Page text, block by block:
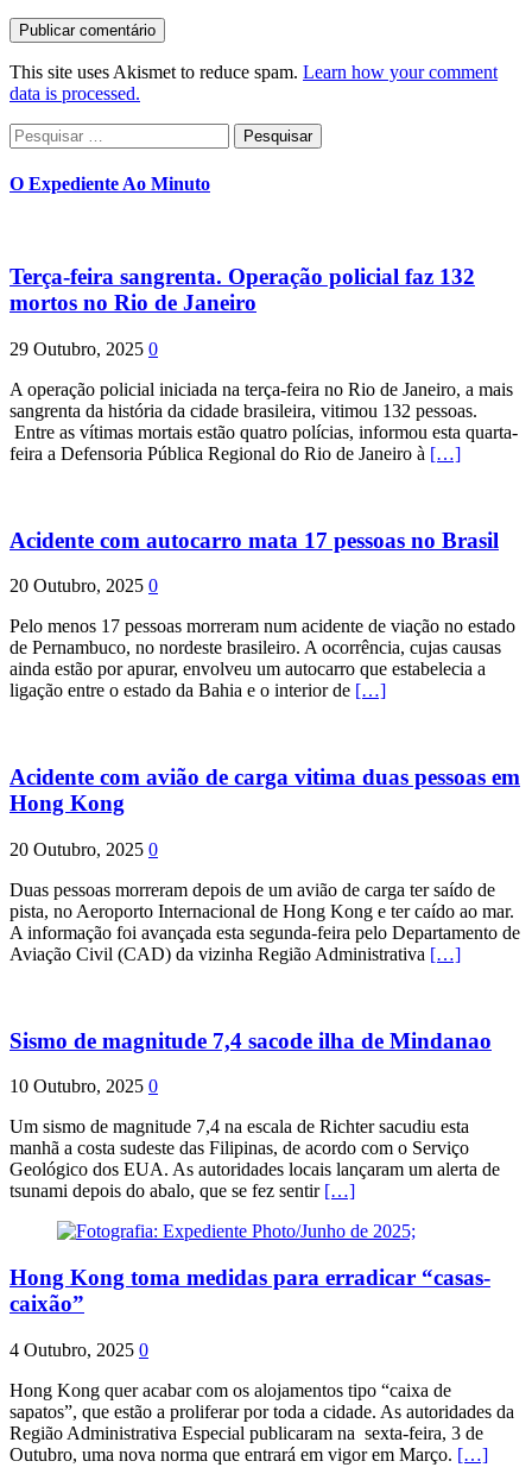
This site uses Akismet to reduce spam. Learn how your comment
data is processed.
Pesquisar
por:
O Expediente Ao Minuto
Terça-feira sangrenta. Operação policial faz 132
mortos no Rio de Janeiro
29 Outubro, 2025 0
A operação policial iniciada na terça-feira no Rio de Janeiro, a mais
sangrenta da história da cidade brasileira, vitimou 132 pessoas.
Entre as vítimas mortais estão quatro polícias, informou esta quarta-
feira a Defensoria Pública Regional do Rio de Janeiro à […]
Acidente com autocarro mata 17 pessoas no Brasil
20 Outubro, 2025 0
Pelo menos 17 pessoas morreram num acidente de viação no estado
de Pernambuco, no nordeste brasileiro. A ocorrência, cujas causas
ainda estão por apurar, envolveu um autocarro que estabelecia a
ligação entre o estado da Bahia e o interior de […]
Acidente com avião de carga vitima duas pessoas em
Hong Kong
20 Outubro, 2025 0
Duas pessoas morreram depois de um avião de carga ter saído de
pista, no Aeroporto Internacional de Hong Kong e ter caído ao mar.
A informação foi avançada esta segunda-feira pelo Departamento de
Aviação Civil (CAD) da vizinha Região Administrativa […]
Sismo de magnitude 7,4 sacode ilha de Mindanao
10 Outubro, 2025 0
Um sismo de magnitude 7,4 na escala de Richter sacudiu esta
manhã a costa sudeste das Filipinas, de acordo com o Serviço
Geológico dos EUA. As autoridades locais lançaram um alerta de
tsunami depois do abalo, que se fez sentir […]
Hong Kong toma medidas para erradicar “casas-
caixão”
4 Outubro, 2025 0
Hong Kong quer acabar com os alojamentos tipo “caixa de
sapatos”, que estão a proliferar por toda a cidade. As autoridades da
Região Administrativa Especial publicaram na sexta-feira, 3 de
Outubro, uma nova norma que entrará em vigor em Março. […]